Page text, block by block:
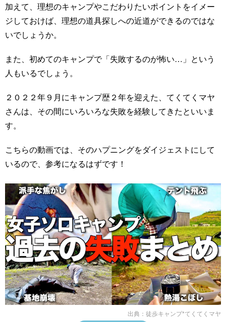
加えて、理想のキャンプやこだわりたいポイントをイメー
ジしておけば、理想の道具探しへの近道ができるのではな
いでしょうか。
また、初めてのキャンプで「失敗するのが怖い…」という
人もいるでしょう。
２０２２年９月にキャンプ歴２年を迎えた、てくてくマヤ
さんは、その間にいろいろな失敗を経験してきたといいま
す。
こちらの動画では、そのハプニングをダイジェストにして
いるので、参考になるはずです！
出典： 徒歩キャンプ*てくてくマヤ